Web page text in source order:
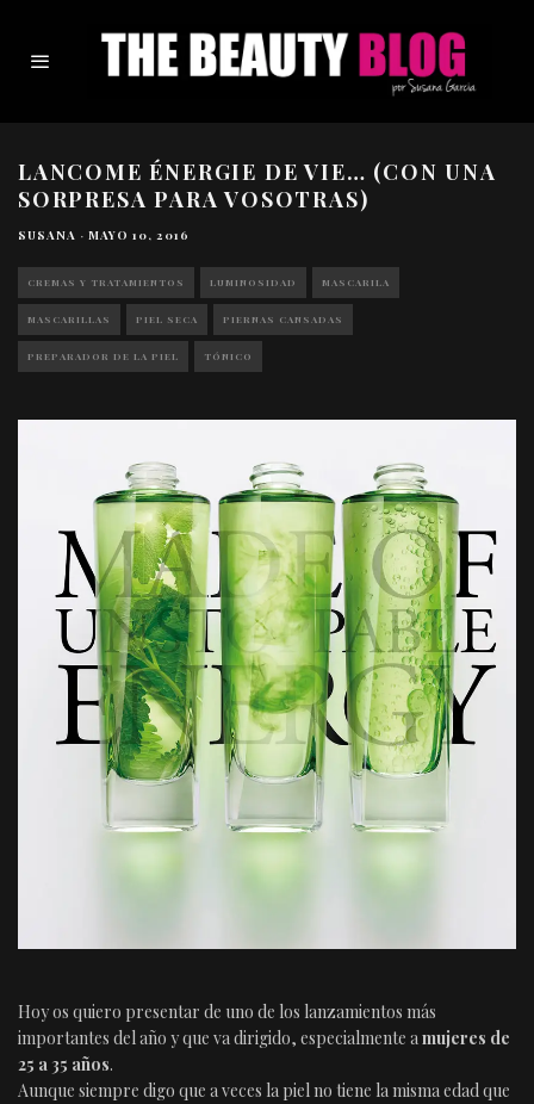
LANCOME ÉNERGIE DE VIE… (CON UNA
SORPRESA PARA VOSOTRAS)
SUSANA · MAYO 10, 2016
CREMAS Y TRATAMIENTOS LUMINOSIDAD MASCARILA
MASCARILLAS PIEL SECA PIERNAS CANSADAS
PREPARADOR DE LA PIEL TÓNICO
Hoy os quiero presentar de uno de los lanzamientos más
importantes del año y que va dirigido, especialmente amujeres de
25 a 35 años.
Aunque siempre digo que a veces la piel no tiene la misma edad que